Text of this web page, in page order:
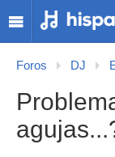
Foros DJ